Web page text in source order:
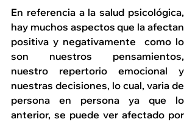
En referencia a la salud psicológica,
hay muchos aspectos que la afectan
positiva y negativamente  como lo
son nuestros pensamientos,
nuestro repertorio emocional y
nuestras decisiones, lo cual, varia de
persona en persona ya que lo
anterior, se puede ver afectado por